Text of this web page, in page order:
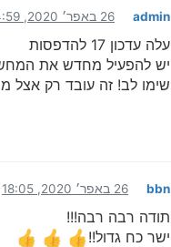
admin 26 באפר׳ 2020, 14:59
עלה עדכון 17 להדפסות
יש להפעיל מחדש את
שימו לב! זה עובד רק אצל
bbn 26 באפר׳ 2020, 18:05
תודה רבה רבה!!!
ישר כח גדול!!